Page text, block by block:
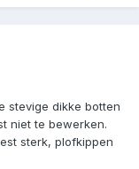
stevige dikke botten
niet te bewerken.
sterk, plofkippen